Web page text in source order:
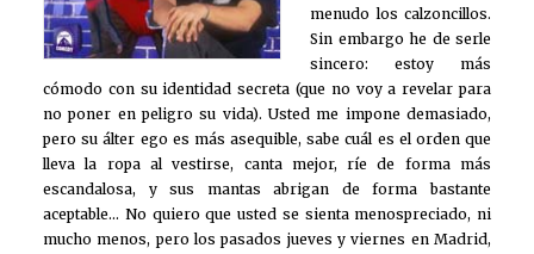
menudo los calzoncillos.
Sin embargo he de serle
sincero: estoy más
cómodo con su identidad secreta (que no voy a revelar para
no poner en peligro su vida). Usted me impone demasiado,
pero su álter ego es más asequible, sabe cuál es el orden que
lleva la ropa al vestirse, canta mejor, ríe de forma más
escandalosa, y sus mantas abrigan de forma bastante
aceptable… No quiero que usted se sienta menospreciado, ni
mucho menos, pero los pasados jueves y viernes en Madrid,